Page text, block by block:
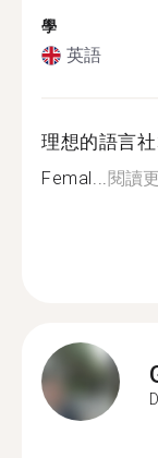
學
英語
理想的語言
Femal...閱讀